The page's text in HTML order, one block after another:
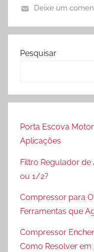
e
m
a
8
2
0
6
u
e
P
e
p
r
a
ç
ã
Deixe um
Pesquisar
Porta Escova
Aplicações
Filtro Regulador
ou 1/2?
Compressor para
Ferramentas que
Compressor
Como Resolver em